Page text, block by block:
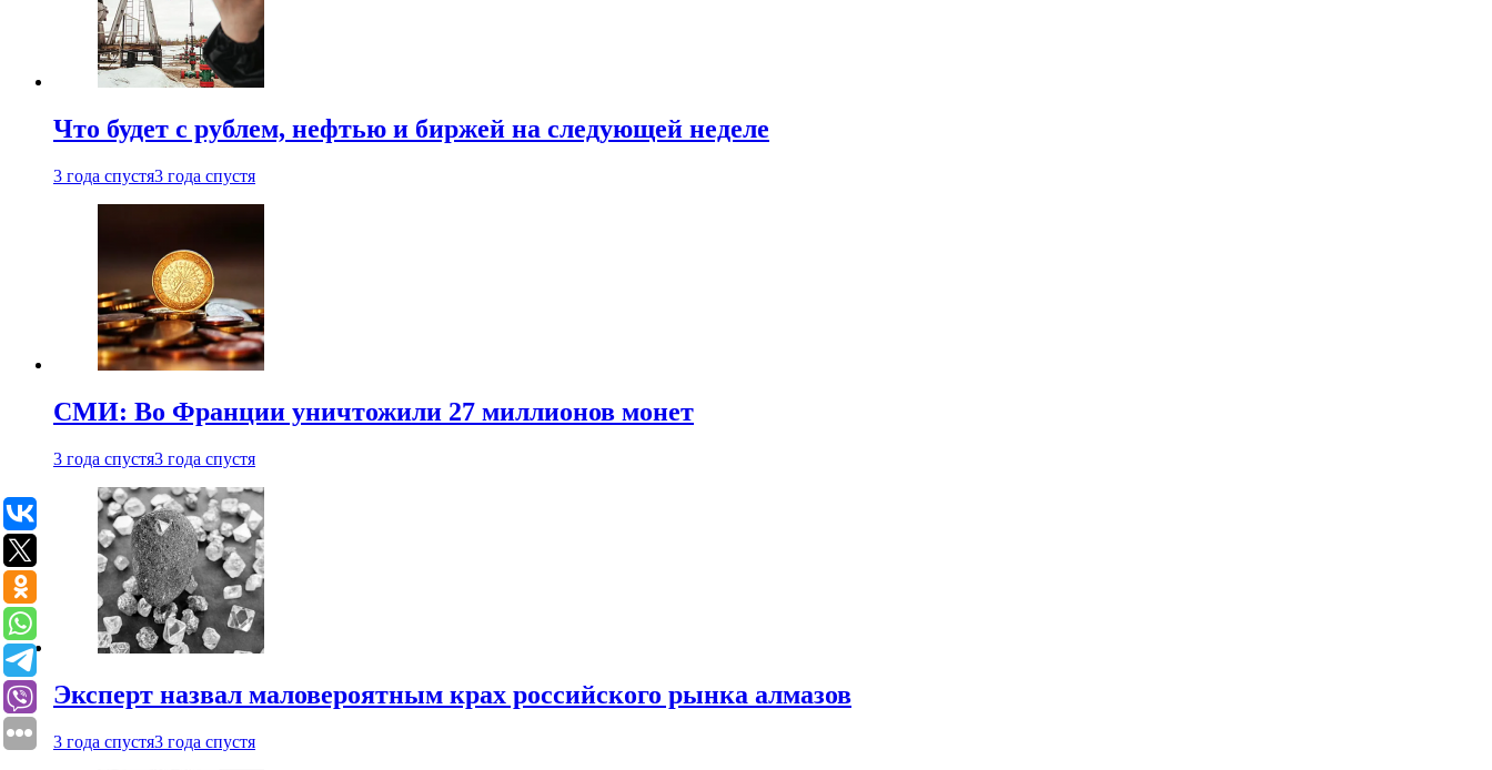
Что будет с рублем, нефтью и биржей на следующей неделе
3 года спустя3 года спустя
СМИ: Во Франции уничтожили 27 миллионов монет
3 года спустя3 года спустя
Эксперт назвал маловероятным крах российского рынка алмазов
3 года спустя3 года спустя